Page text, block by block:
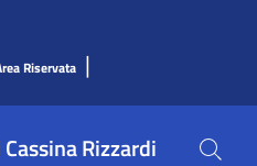
Riservata |
Rizzardi